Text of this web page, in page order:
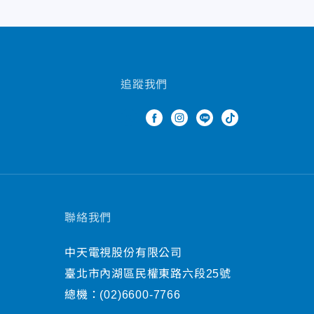
追蹤我們
聯絡我們
中天電視股份有限公司
臺北市內湖區民權東路六段25號
總機： (02)6600-7766